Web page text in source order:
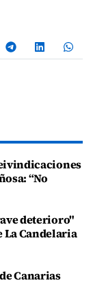
“No
deterioro"
La Candelaria
Canarias